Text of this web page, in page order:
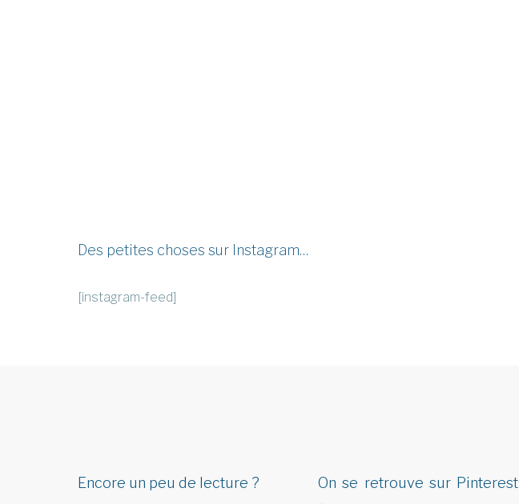
Des petites choses sur Instagram…
[instagram-feed]
Encore un peu de lecture ?
On se retrouve sur Pinterest